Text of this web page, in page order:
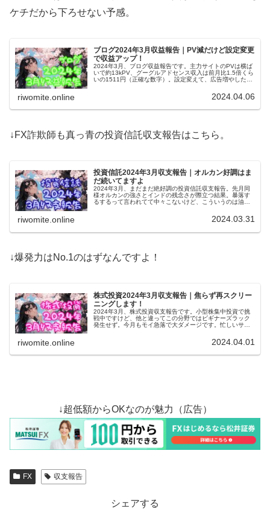
ケチだから下ろせない予感。
ブログ2024年3月収益報告｜PV減だけど設定変更
で収益アップ！
2024年3月、ブログ収益報告です。主力サイトのPVは横ば
いで約13kPV、グーグルアドセンス収入は前月比1.5倍くら
いの1511円（正確な数字）。設定変えて、広告増やした結
riwomite.online 2024.04.06
↓FX詐欺師も真っ青の投資信託収支報告はこちら。
投資信託2024年3月収支報告｜オルカン好調はま
だ続いてますよ
2024年3月、まだまだ絶好調の投資信託収支報告。先月同
様オルカンの強さとインドの残念さが際立つ結果。暴落す
るするって言われてて中々こないけど、こういうのは油断
riwomite.online 2024.03.31
↓爆発力はNo.1のはずなんですよ！
株式投資2024年3月収支報告｜焦らず再スクリー
ニングします！
2024年3月、株式投資収支報告です。小型株集中投資で挑
戦中ですけど、他と違ってこの分野ではビギナーズラック
発生せず。今月もモイ急落で大ダメージです。忙しいサラ
riwomite.online 2024.04.01
↓超低額からOKなのが魅力（広告）
FX 収支報告
シェアする